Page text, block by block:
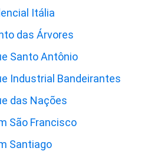
Itália
das Árvores
Santo Antônio
Industrial Bandeirantes
das Nações
São Francisco
Santiago